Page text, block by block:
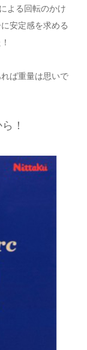
よる回転のかけ
安定感を求める
ば重量は思いで
！